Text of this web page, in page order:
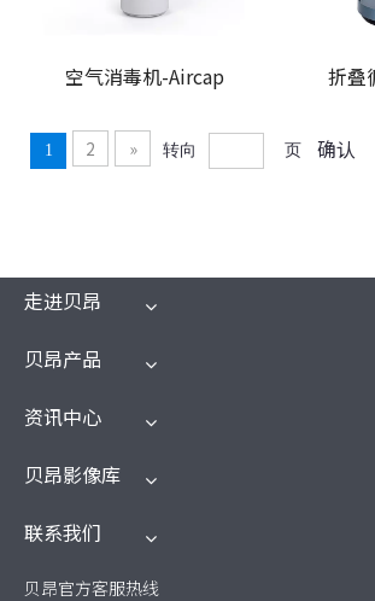
空气消毒机-Aircap 折叠
1 2 » 转向 页 确认
走进贝昂
贝昂产品
资讯中心
贝昂影像库
联系我们
贝昂官方客服热线